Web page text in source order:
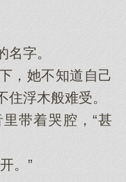
字。
她不知道自己
浮木般难受。
带着哭腔，“甚
。”